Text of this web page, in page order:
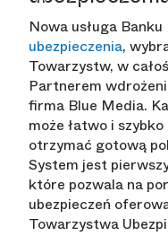
Nowa usługa
ubezpieczenia,
Towarzystw, w
Partnerem
firma Blue Media.
może łatwo i
otrzymać gotową
System jest
które pozwala na
ubezpieczeń
Towarzystwa